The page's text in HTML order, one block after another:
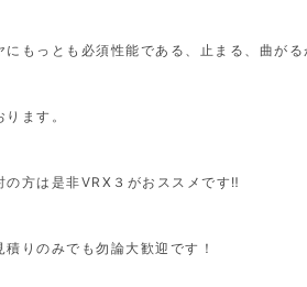
にもっとも必須性能である、止まる、曲が
ます。
の方は是非VRX３がおススメです‼
りのみでも勿論大歓迎です！